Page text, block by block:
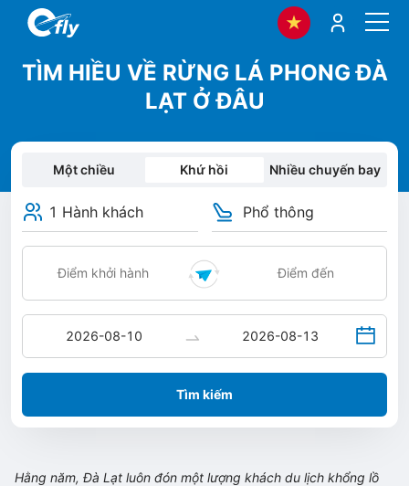
TÌM HIỀU VỀ RỪNG LÁ PHONG ĐÀ
LẠT Ở ĐÂU
Một chiều Khứ hồi Nhiều chuyến bay
1 Hành khách Phổ thông
Tìm kiếm
Hằng năm, Đà Lạt luôn đón một lượng khách du lịch khổng lồ